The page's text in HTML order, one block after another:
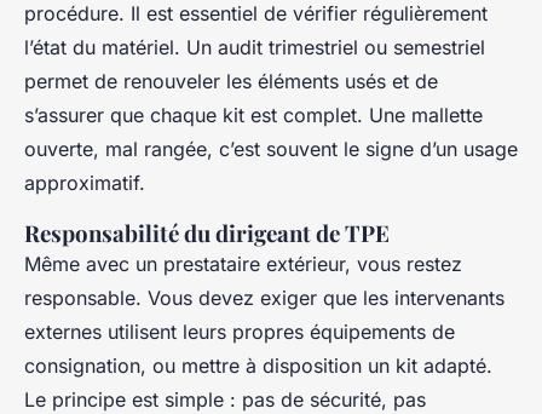
procédure. Il est essentiel de vérifier régulièrement
l’état du matériel. Un audit trimestriel ou semestriel
permet de renouveler les éléments usés et de
s’assurer que chaque kit est complet. Une mallette
ouverte, mal rangée, c’est souvent le signe d’un usage
approximatif.
Responsabilité du dirigeant de TPE
Même avec un prestataire extérieur, vous restez
responsable. Vous devez exiger que les intervenants
externes utilisent leurs propres équipements de
consignation, ou mettre à disposition un kit adapté.
Le principe est simple : pas de sécurité, pas